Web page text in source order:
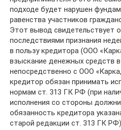
подходе будет нарушен
равенства участников
Этот вывод свидетельствует
последствиями признания
в пользу кредитора (ООО
взыскание денежных средств
непосредственно с ООО
кредитор обязан принимать
нормам ст. 313 ГК РФ (при
исполнения со стороны
обязанность кредитора
старой редакции ст. 313 ГК